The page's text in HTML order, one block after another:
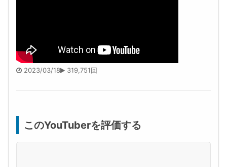
2023/03/18 319,751回
このYouTuberを評価する